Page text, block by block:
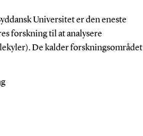
Universitet er den eneste
forskning til at analysere
De kalder forskningsområdet